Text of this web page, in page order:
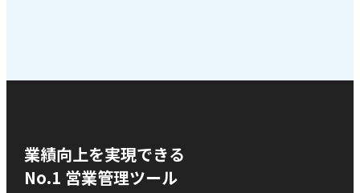
業績向上を実現できる
No.1 営業管理ツール